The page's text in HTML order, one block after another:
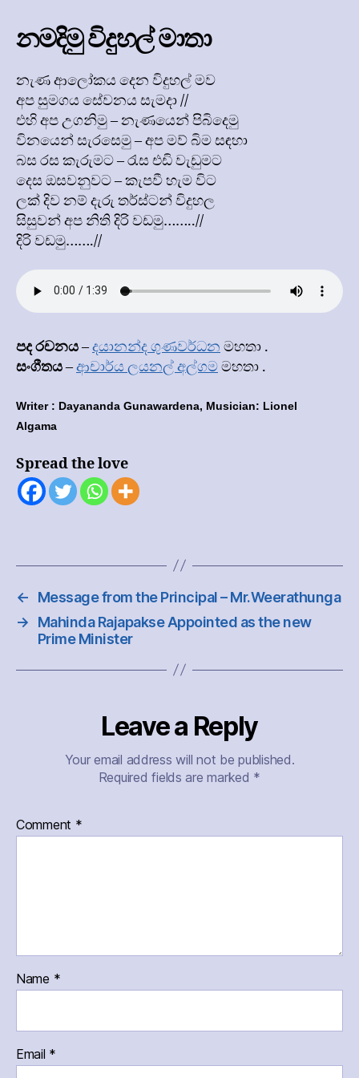
නමදිමු විදුහල් මාතා
නැණ ආලෝකය දෙන විදුහල් මව
අප සුමගය සේවනය සැමදා //
එහි අප උගනිමු – නැණයෙන් පිබිදෙමු
විනයෙන් සැරසෙමු – අප මව් බිම සඳහා
බස රස කැරුමට – රැස එඩි වැඩුමට
දෙස ඔසවනුවට – කැපවී හැම විට
ලක් දිව නම් දැරු තර්ස්ටන් විදුහල
සිසුවන් අප නිති දිරි වඩමු……..//
දිරි වඩමු…….//
පද රචනය–දයානන්ද ගුණවර්ධන මහතා .
සංගීතය–ආචාර්ය ලයනල් අල්ගමමහතා .
Writer : Dayananda Gunawardena, Musician: Lionel
Algama
Spread the love
←
Message from the Principal – Mr.Weerathunga
→
Mahinda Rajapakse Appointed as the new
Prime Minister
Leave a Reply
Your email address will not be published.
Required fields are marked *
Comment *
Name *
Email *